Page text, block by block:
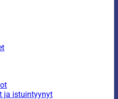
ja istuintyynyt